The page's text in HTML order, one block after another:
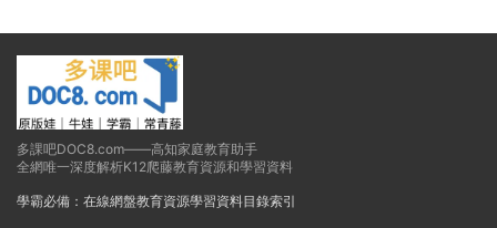
多課吧DOC8.com——高知家庭教育助手
全網唯一深度解析K12爬藤教育資源和學習資料
學霸必備：在線網盤教育資源學習資料目錄索引